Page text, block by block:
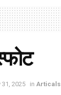
31, 2025 in Articals